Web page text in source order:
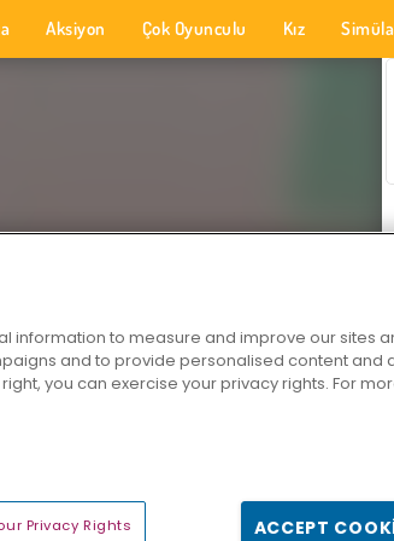
Aksiyon Çok Oyunculu Kız
information to measure and improve our sites
and to provide personalised content and
you can exercise your privacy rights. For
Privacy Rights ACCEPT